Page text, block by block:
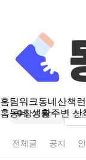
홈팀워크동네산책
홈동네 생활주변 산
장기동
전체글 공지